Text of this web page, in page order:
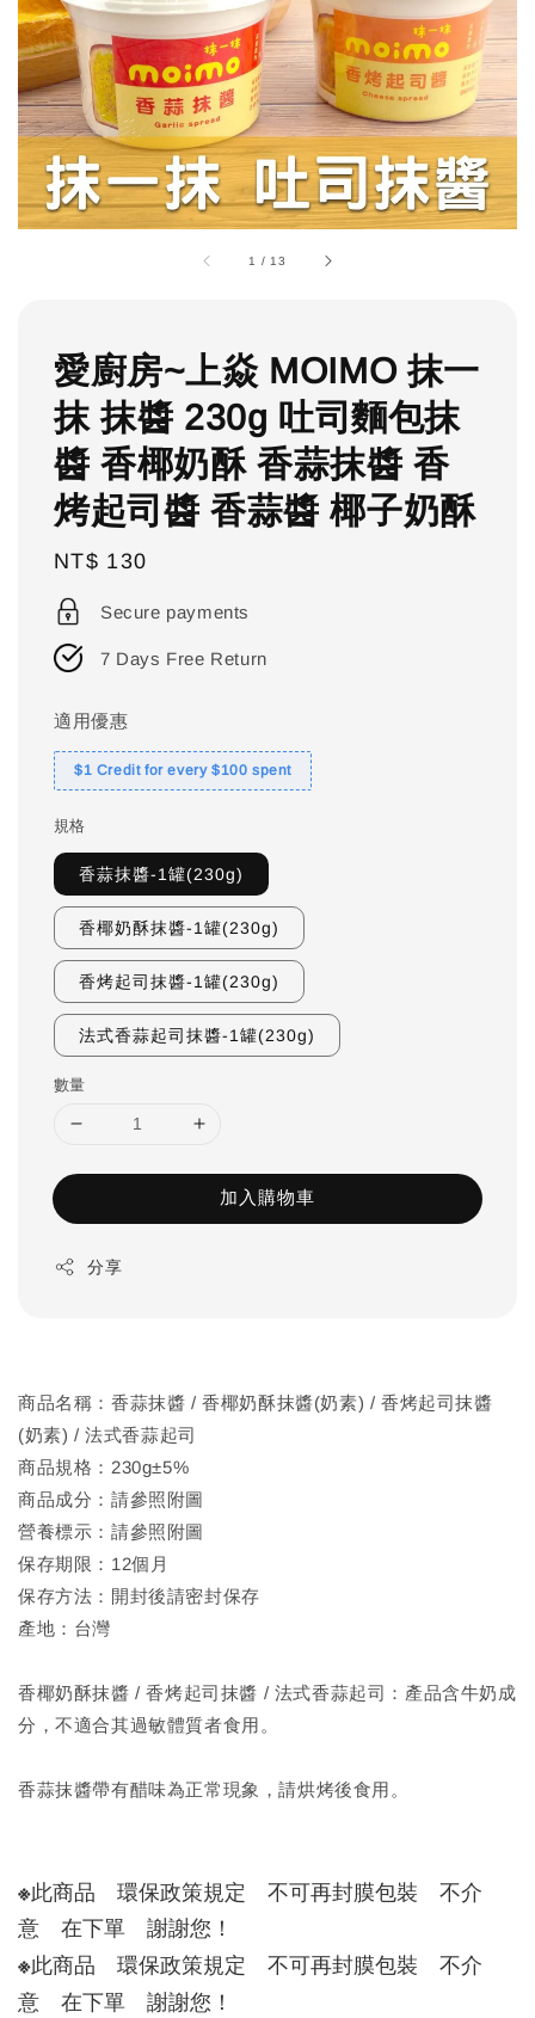
1 /13
愛廚房~上焱 MOIMO 抹一
抹 抹醬 230g 吐司麵包抹
醬 香椰奶酥 香蒜抹醬 香
烤起司醬 香蒜醬 椰子奶酥
Regular
price
NT$ 130
Secure payments
7 Days Free Return
適用優惠
$1 Credit for every $100 spent
規格
香蒜抹醬-1罐(230g)
香椰奶酥抹醬-1罐(230g)
香烤起司抹醬-1罐(230g)
法式香蒜起司抹醬-1罐(230g)
數量
加入購物車
分享
商品名稱：香蒜抹醬 / 香椰奶酥抹醬(奶素) / 香烤起司抹醬
(奶素) / 法式香蒜起司
商品規格：230g±5%
商品成分：請參照附圖
營養標示：請參照附圖
保存期限：12個月
保存方法：開封後請密封保存
產地：台灣
香椰奶酥抹醬 / 香烤起司抹醬 / 法式香蒜起司：產品含牛奶成
分，不適合其過敏體質者食用。
香蒜抹醬帶有醋味為正常現象，請烘烤後食用。
※此商品　環保政策規定　不可再封膜包裝　不介
意　在下單　謝謝您！
※此商品　環保政策規定　不可再封膜包裝　不介
意　在下單　謝謝您！